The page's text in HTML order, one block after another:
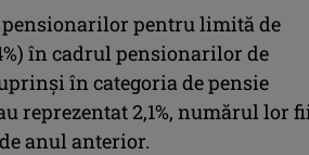
pentru limită de
în cadrul pensionarilor de
în categoria de pensie
reprezentat 2,1%, numărul lor
anul anterior.